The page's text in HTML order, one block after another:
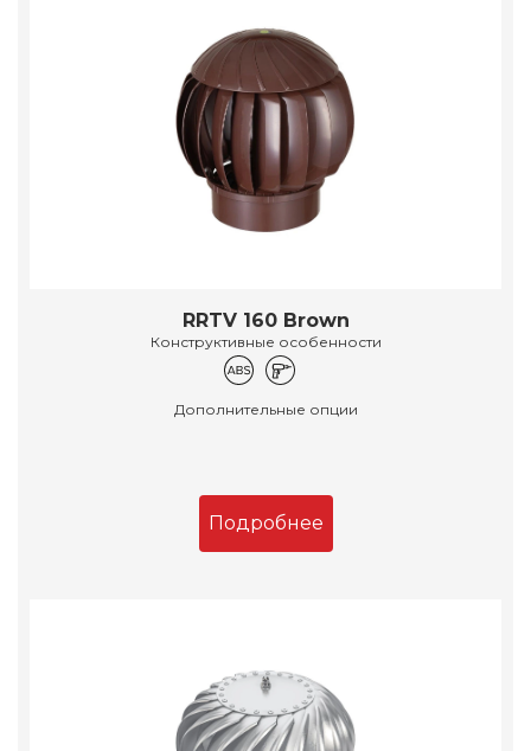
RRTV 160 Brown
Конструктивные особенности
Дополнительные опции
Подробнее